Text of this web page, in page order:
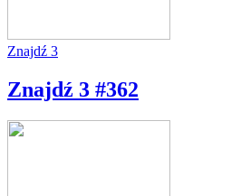
Znajdź 3
Znajdź 3 #362